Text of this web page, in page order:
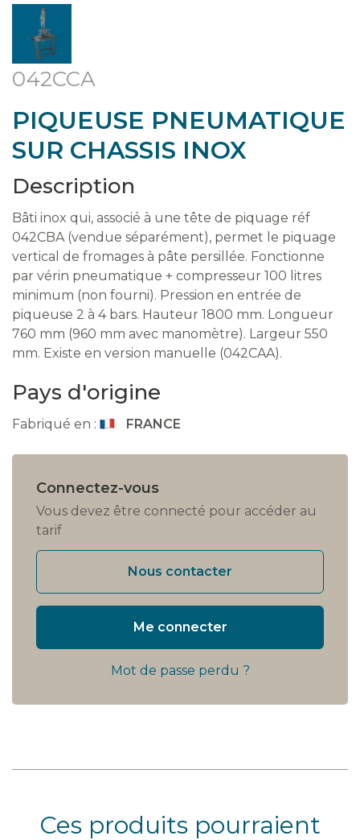
042CCA
PIQUEUSE PNEUMATIQUE
SUR CHASSIS INOX
Description
Bâti inox qui, associé à une tête de piquage réf
042CBA (vendue séparément), permet le piquage
vertical de fromages à pâte persillée. Fonctionne
par vérin pneumatique + compresseur 100 litres
minimum (non fourni). Pression en entrée de
piqueuse 2 à 4 bars. Hauteur 1800 mm. Longueur
760 mm (960 mm avec manomètre). Largeur 550
mm. Existe en version manuelle (042CAA).
Pays d'origine
Fabriqué en : FRANCE
Connectez-vous
Vous devez être connecté pour accéder au
tarif
Nous contacter
Me connecter
Mot de passe perdu ?
Ces produits pourraient